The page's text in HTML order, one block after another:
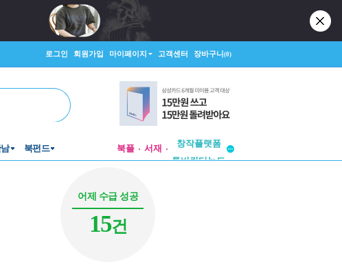
로그인 회원가입 마이페이지 고객센터 장바구니(0)
북펀드 북플 서재
투비컨티뉴드
투비컨티뉴드
어제 수급 성공
15건